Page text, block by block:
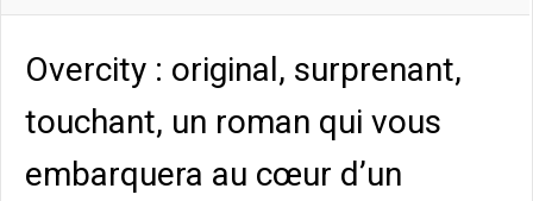
Overcity : original, surprenant,
touchant, un roman qui vous
embarquera au cœur d’un